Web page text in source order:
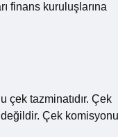
finans kuruluşlarına
çek tazminatıdır. Çek
Çek